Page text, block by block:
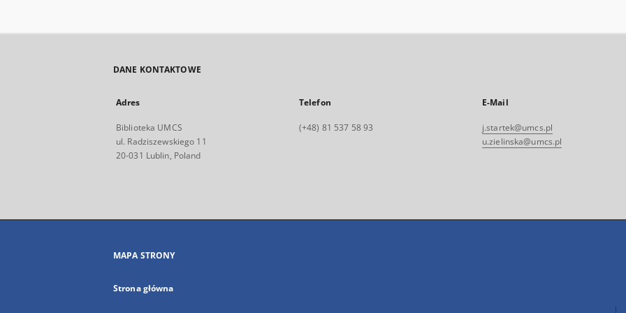
DANE KONTAKTOWE
Adres
Biblioteka UMCS
ul. Radziszewskiego 11
20-031 Lublin, Poland
Telefon
(+48) 81 537 58 93
E-Mail
j.startek@umcs.pl
u.zielinska@umcs.pl
MAPA STRONY
Strona główna